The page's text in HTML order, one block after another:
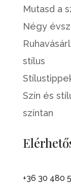
Mutasd a
Négy
stílus
Szín és
színtan
+36 30 480